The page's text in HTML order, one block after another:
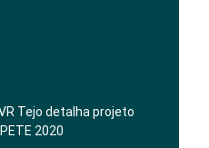
Tejo detalha projeto
2020